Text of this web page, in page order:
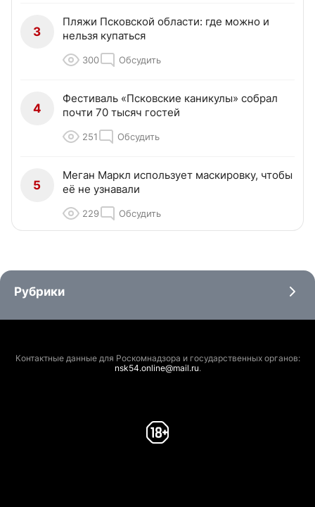
3
Пляжи Псковской области: где можно и
нельзя купаться
300 Обсудить
4
Фестиваль «Псковские каникулы» собрал
почти 70 тысяч гостей
251 Обсудить
5
Меган Маркл использует маскировку, чтобы
её не узнавали
229 Обсудить
Рубрики
Контактные данные для Роскомнадзора и государственных органов:
nsk54.online@mail.ru.